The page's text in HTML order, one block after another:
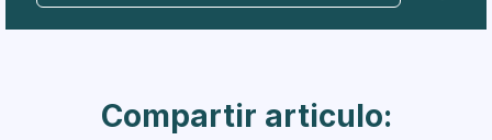
Compartir articulo: